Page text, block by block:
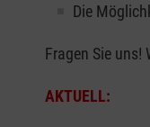
Die
Fragen Sie uns!
AKTUELL: